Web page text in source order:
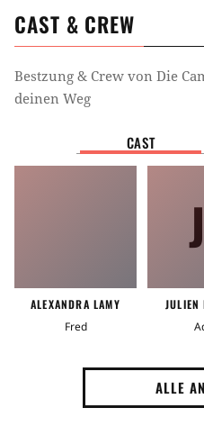
CAST & CREW
Bestzung & Crew von Die
deinen Weg
CAST
ALEXANDRA LAMY
Fred
JULIEN
ALLE